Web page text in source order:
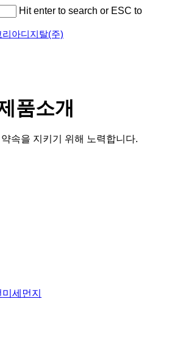
Hit enter to search or ESC to
품소개
약속을 지키기 위해 노력합니다.
미세먼지